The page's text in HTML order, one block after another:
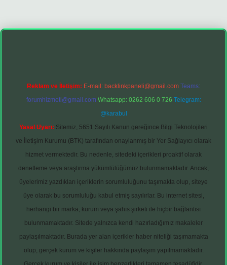
giriş
Reklam ve İletişim: E-mail: backlinkpaneli@gmail.com Teams:
forumhizmeti@gmail.com Whatsapp: 0262 606 0 726 Telegram:
@karabul
Yasal Uyarı: Sitemiz, 5651 Sayılı Kanun gereğince Bilgi Teknolojileri
ve İletişim Kurumu (BTK) tarafından onaylanmış bir Yer Sağlayıcı olarak
hizmet vermektedir. Bu nedenle, sitedeki içerikleri proaktif olarak
denetleme veya araştırma yükümlülüğümüz bulunmamaktadır. Ancak,
üyelerimiz yazdıkları içeriklerin sorumluluğunu taşımakta olup, siteye
üye olarak bu sorumluluğu kabul etmiş sayılırlar. Bu internet sitesi,
herhangi bir marka, kurum veya şahıs şirketi ile hiçbir bağlantısı
bulunmamaktadır. Sitede yalnızca kendi hazırladığımız makaleler
paylaşılmaktadır. Burada yer alan içerikler haber niteliği taşımamakta
olup, gerçek kurum ve kişiler hakkında paylaşım yapılmamaktadır.